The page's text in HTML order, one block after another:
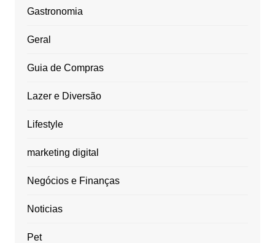
Gastronomia
Geral
Guia de Compras
Lazer e Diversão
Lifestyle
marketing digital
Negócios e Finanças
Noticias
Pet